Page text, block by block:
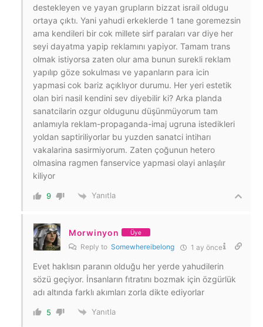
destekleyen ve yayan grupların bizzat israil oldugu
ortaya çıktı. Yani yahudi erkeklerde 1 tane goremezsin
ama kendileri bir cok millete sirf paraları var diye her
seyi dayatma yapip reklamını yapiyor. Tamam trans
olmak istiyorsa zaten olur ama bunun surekli reklam
yapılıp göze sokulması ve yapanların para icin
yapmasi cok bariz açıklıyor durumu. Her yeri estetik
olan biri nasil kendini sev diyebilir ki? Arka planda
sanatcilarin ozgur oldugunu düşünmüyorum tam
anlamıyla reklam-propaganda-imaj ugruna istedikleri
yoldan saptiriliyorlar bu yuzden sanatci intiharı
vakalarina sasirmiyorum. Zaten çoğunun hetero
olmasina ragmen fanservice yapmasi olayi anlaşılır
kiliyor
9 Yanıtla
Morwinyon Üye
Reply to Somewhereibelong 1 ay önce
Evet haklısın paranın olduğu her yerde yahudilerin
sözü geçiyor. İnsanların fıtratını bozmak için özgürlük
adı altında farklı akımları zorla dikte ediyorlar
5 Yanıtla